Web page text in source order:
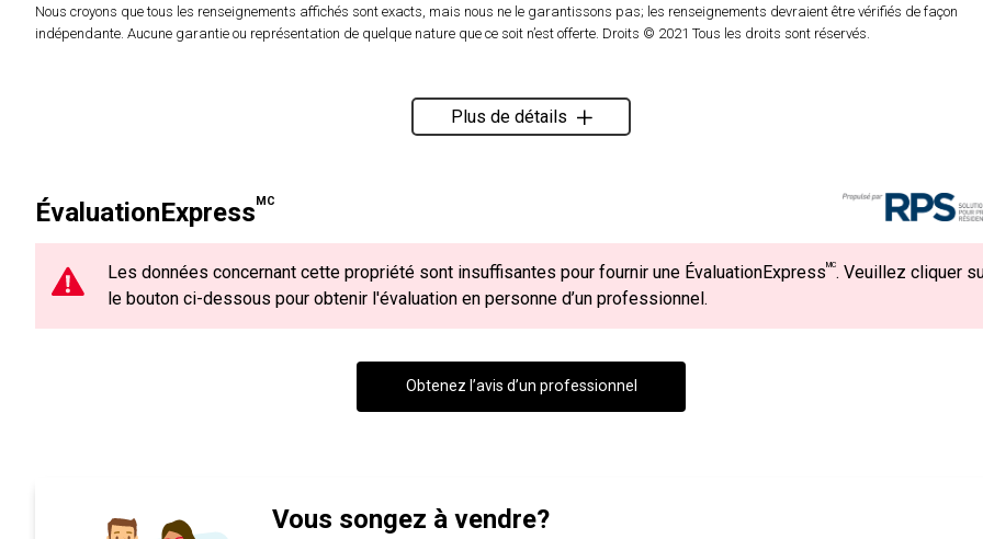
Nous croyons que tous les renseignements affichés sont exacts, mais nous ne le garantissons pas; les renseignements devraient être vérifiés de façon
indépendante. Aucune garantie ou représentation de quelque nature que ce soit n’est offerte. Droits © 2021 Tous les droits sont réservés.
Plus de détails
ÉvaluationExpress MC
Les données concernant cette propriété sont insuffisantes pour fournir une ÉvaluationExpressMC. Veuillez cliquer
le bouton ci-dessous pour obtenir l'évaluation en personne d’un professionnel.
Obtenez l’avis d’un professionnel
Vous songez à vendre?